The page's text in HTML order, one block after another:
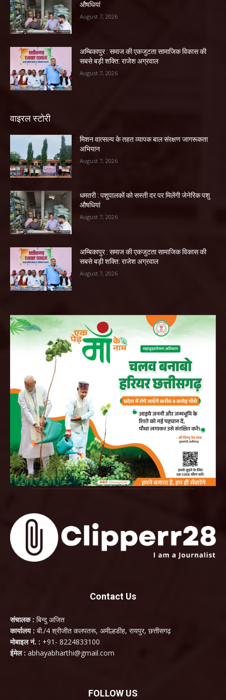
औषधियां
August 7, 2026
अम्बिकापुर : समाज की एकजुटता सामाजिक विकास की
सबसे बड़ी शक्ति: राजेश अग्रवाल
August 7, 2026
वाइरल स्टोरी
मिशन वात्सल्य के तहत व्यापक बाल संरक्षण जागरूकता
अभियान
August 7, 2026
धमतरी : पशुपालकों को सस्ती दर पर मिलेंगी जेनेरिक पशु
औषधियां
August 7, 2026
अम्बिकापुर : समाज की एकजुटता सामाजिक विकास की
सबसे बड़ी शक्ति: राजेश अग्रवाल
August 7, 2026
Contact Us
संचालक : बिन्दु अजित
कार्यालय : बी./4 श्रीजीत कलपतरू, अमील्हडीह, रायपुर, छत्तीसगढ़
मोबाइल नं. : +91- 8224833100
ईमेल : abhayabharthi@gmail.com
FOLLOW US